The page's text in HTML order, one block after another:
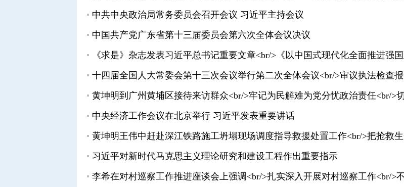
中共中央政治局常务委员会召开会议 习近平主持会议
中国共产党广东省第十三届委员会第六次全体会议决议
中央经济工作会议在北京举行 习近平发表重要讲话
习近平对新时代马克思主义理论研究和建设工程作出重要指示